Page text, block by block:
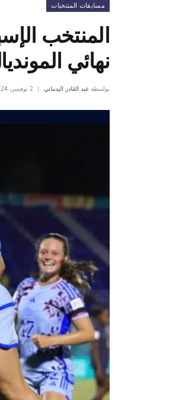
مسابقات المنتخبات
المنتخب
نهائي
بواسطة عبد القادر اليدماني 2 نوفمبر، 2024